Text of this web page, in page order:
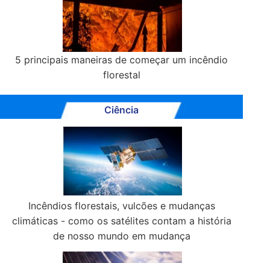
5 principais maneiras de começar um incêndio
florestal
Ciência
Incêndios florestais, vulcões e mudanças
climáticas - como os satélites contam a história
de nosso mundo em mudança